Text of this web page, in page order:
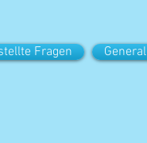
Fragen General